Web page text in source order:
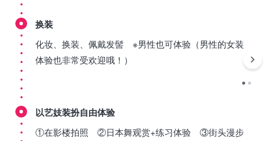
换装
化妆、换装、佩戴发髻 ※男性也可体验（男性的女装
体验也非常受欢迎哦！）
以艺妓装扮自由体验
①在影楼拍照 ②日本舞观赏+练习体验 ③街头漫步